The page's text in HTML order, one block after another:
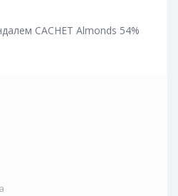
CACHET Almonds 54%